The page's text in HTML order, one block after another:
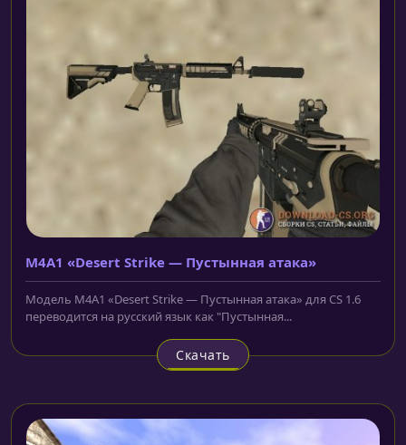
M4A1 «Desert Strike — Пустынная атака»
Модель M4A1 «Desert Strike — Пустынная атака» для CS 1.6
переводится на русский язык как "Пустынная...
Скачать